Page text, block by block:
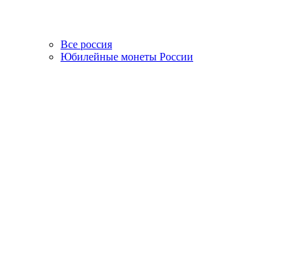
Все россия
Юбилейные монеты России